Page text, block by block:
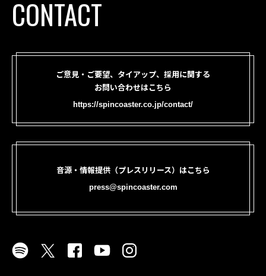
CONTACT
ご意見・ご要望、タイアップ、採用に関する
お問い合わせはこちら
https://spincoaster.co.jp/contact/
音源・情報提供（プレスリリース）はこちら
press@spincoaster.com